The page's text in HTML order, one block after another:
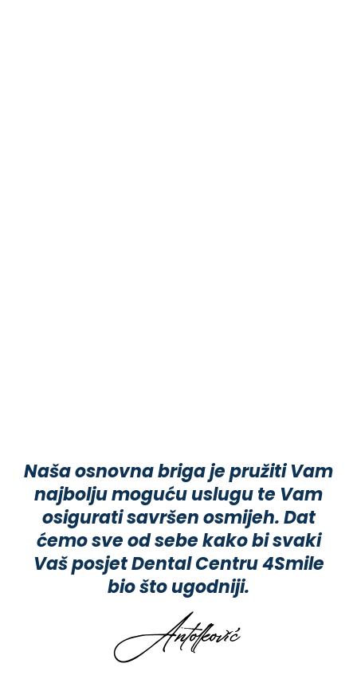
Naša osnovna briga je pružiti Vam
najbolju moguću uslugu te Vam
osigurati savršen osmijeh. Dat
ćemo sve od sebe kako bi svaki
Vaš posjet Dental Centru 4Smile
bio što ugodniji.